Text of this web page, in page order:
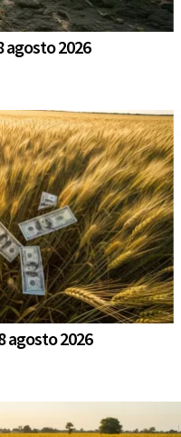
agosto 2026
agosto 2026